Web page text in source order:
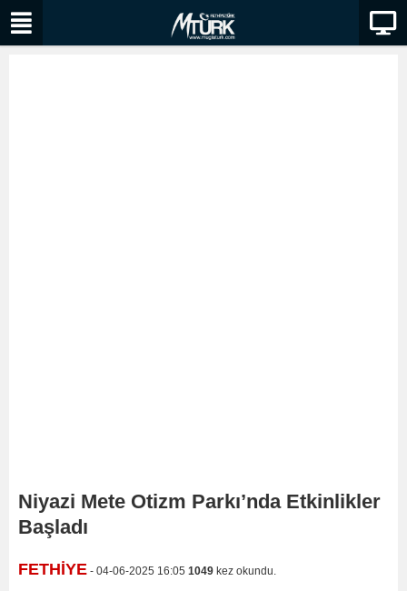
Niyazi Mete Otizm Parkı’nda Etkinlikler
Başladı
FETHİYE - 04-06-2025 16:05 1049 kez okundu.